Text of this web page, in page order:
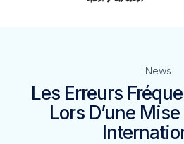
News
Les Erreurs
Lors D’une